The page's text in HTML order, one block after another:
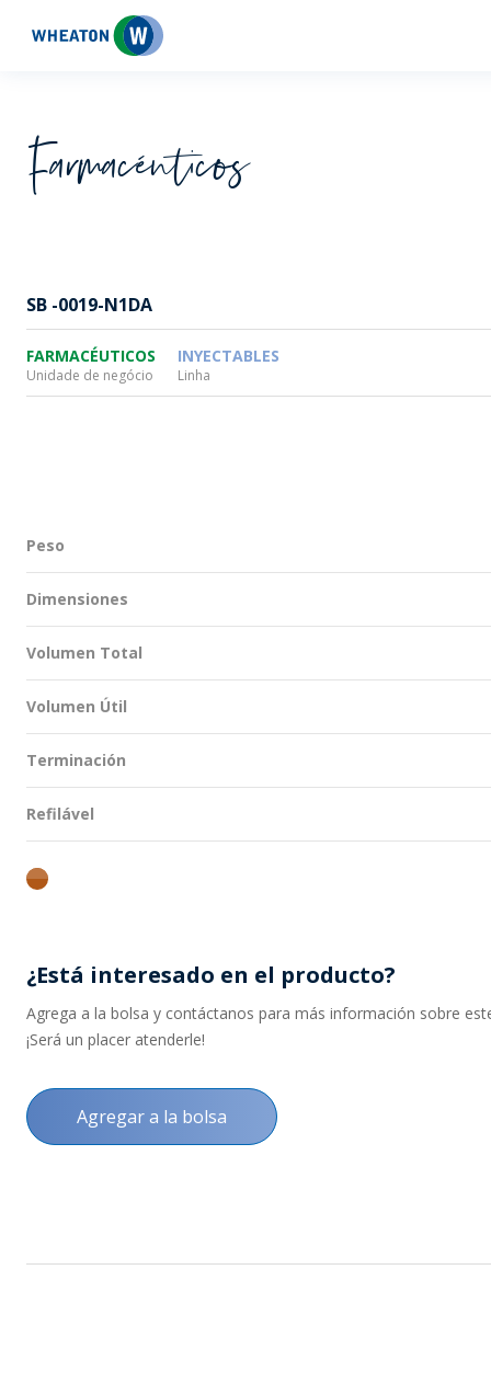
Wheaton
Farmacéuticos
SB -0019-N1DA
FARMACÉUTICOS
Unidade de negócio
INYECTABLES
Linha
Peso
Dimensiones
Volumen Total
Volumen Útil
Terminación
Refilável
ambar
¿Está interesado en el producto?
Agrega a la bolsa y contáctanos para más información sobre
¡Será un placer atenderle!
Agregar a la bolsa